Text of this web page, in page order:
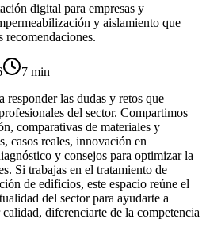
digital para empresas y
y aislamiento que
recomendaciones.
7 min
responder las dudas y retos que
del sector. Compartimos
comparativas de materiales y
casos reales, innovación en
y consejos para optimizar la
Si trabajas en el tratamiento de
de edificios, este espacio reúne el
del sector para ayudarte a
diferenciarte de la competencia